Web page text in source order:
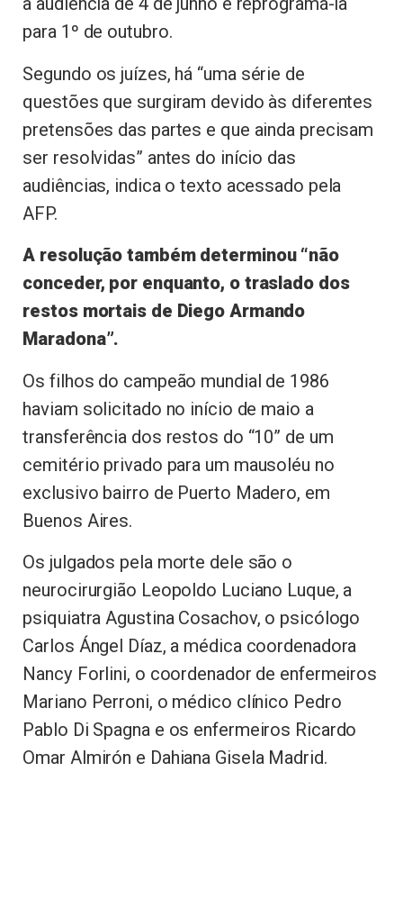
para 1º de outubro.
Segundo os juízes, há “uma série de
questões que surgiram devido às diferentes
pretensões das partes e que ainda precisam
ser resolvidas” antes do início das
audiências, indica o texto acessado pela
AFP.
A resolução também determinou “não
conceder, por enquanto, o traslado dos
restos mortais de Diego Armando
Maradona”.
Os filhos do campeão mundial de 1986
haviam solicitado no início de maio a
transferência dos restos do “10” de um
cemitério privado para um mausoléu no
exclusivo bairro de Puerto Madero, em
Buenos Aires.
Os julgados pela morte dele são o
neurocirurgião Leopoldo Luciano Luque, a
psiquiatra Agustina Cosachov, o psicólogo
Carlos Ángel Díaz, a médica coordenadora
Nancy Forlini, o coordenador de enfermeiros
Mariano Perroni, o médico clínico Pedro
Pablo Di Spagna e os enfermeiros Ricardo
Omar Almirón e Dahiana Gisela Madrid.